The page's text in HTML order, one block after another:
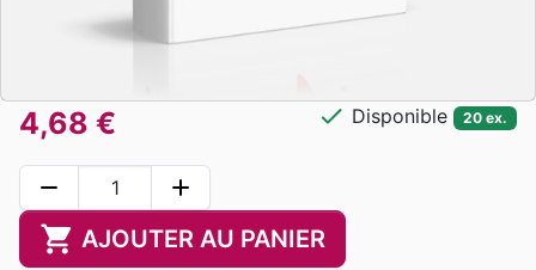
4,68 € check Disponible 20 ex.
remove add
shopping_cart AJOUTER AU PANIER